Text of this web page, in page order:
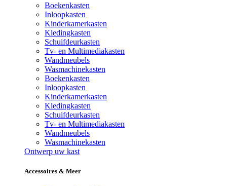
Boekenkasten
Inloopkasten
Kinderkamerkasten
Kledingkasten
Schuifdeurkasten
Tv- en Multimediakasten
Wandmeubels
Wasmachinekasten
Boekenkasten
Inloopkasten
Kinderkamerkasten
Kledingkasten
Schuifdeurkasten
Tv- en Multimediakasten
Wandmeubels
Wasmachinekasten
Ontwerp uw kast
Accessoires & Meer